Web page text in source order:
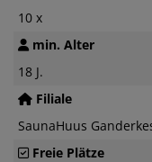
10 x
min. Alter
18 J.
Filiale
SaunaHuus
Freie Plätze